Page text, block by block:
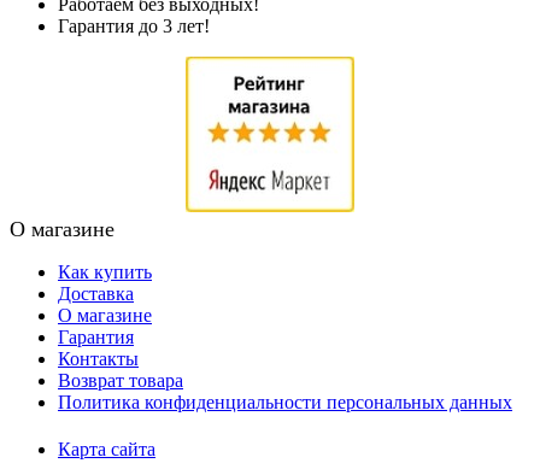
Гарантия до 3 лет!
О магазине
Как купить
Доставка
О магазине
Гарантия
Контакты
Возврат товара
Политика конфиденциальности персональных данных
Карта сайта